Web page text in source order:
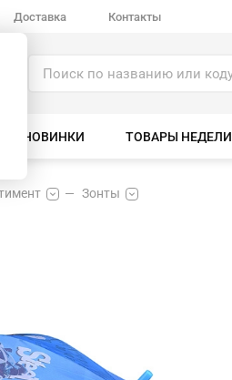
Доставка Контакты
НОВИНКИ ТОВАРЫ НЕДЕЛИ
Зонты